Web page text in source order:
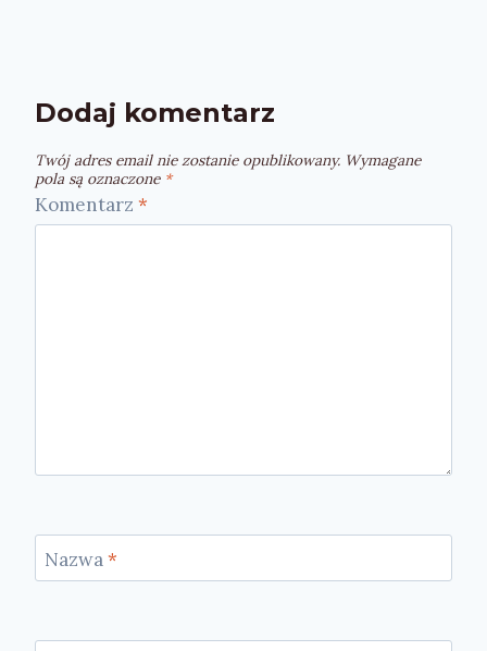
Dodaj komentarz
Twój adres email nie zostanie opublikowany. Wymagane
pola są oznaczone *
Komentarz *
Nazwa*